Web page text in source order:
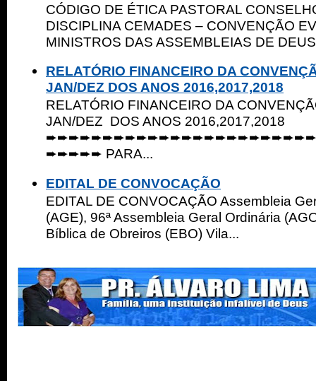
CÓDIGO DE ÉTICA PASTORAL
DISCIPLINA CEMADES – CONVENÇÃO
MINISTROS DAS ASSEMBLEIAS DE
RELATÓRIO FINANCEIRO DA
JAN/DEZ DOS ANOS 2016,2017,2018
RELATÓRIO FINANCEIRO DA
JAN/DEZ DOS ANOS 2016,2017,2018
➨➨➨➨➨ PARA...
EDITAL DE CONVOCAÇÃO
EDITAL DE CONVOCAÇÃO Assembleia
(AGE), 96ª Assembleia Geral Ordinária
Bíblica de Obreiros (EBO) Vila...